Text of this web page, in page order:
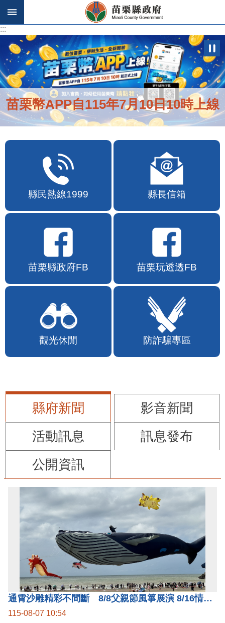
跳到主要內容區塊
:::
苗栗幣APP自115年7月10日10時上線
縣民熱線1999 縣長信箱
苗栗縣政府FB 苗栗玩透透FB
觀光休閒 防詐騙專區
縣府新聞
影音新聞
活動訊息
訊息發布
公開資訊
通霄沙雕精彩不間斷 8/8父親節風箏展演 8/16情人節66對浪漫挑戰送好禮
115-08-07 10:54